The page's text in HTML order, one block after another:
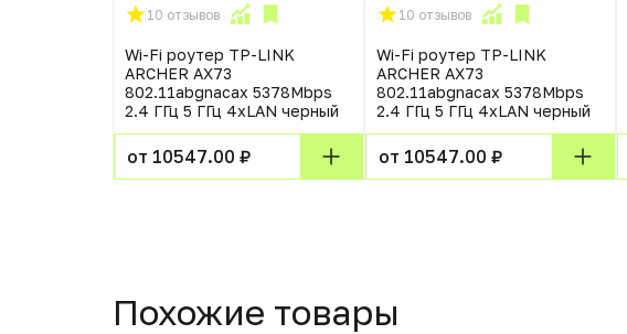
10 отзывов
Wi-Fi роутер TP-LINK
ARCHER AX73
802.11abgnacax 5378Mbps
2.4 ГГц 5 ГГц 4xLAN черный
от 10547.00 ₽
10 отзывов
Wi-Fi роутер TP-LINK
ARCHER AX73
802.11abgnacax 5378Mbps
2.4 ГГц 5 ГГц 4xLAN черный
от 10547.00 ₽
Похожие товары